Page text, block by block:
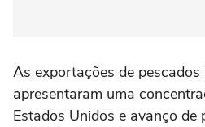
As exportações de pescados
apresentaram uma
Estados Unidos e avanço de